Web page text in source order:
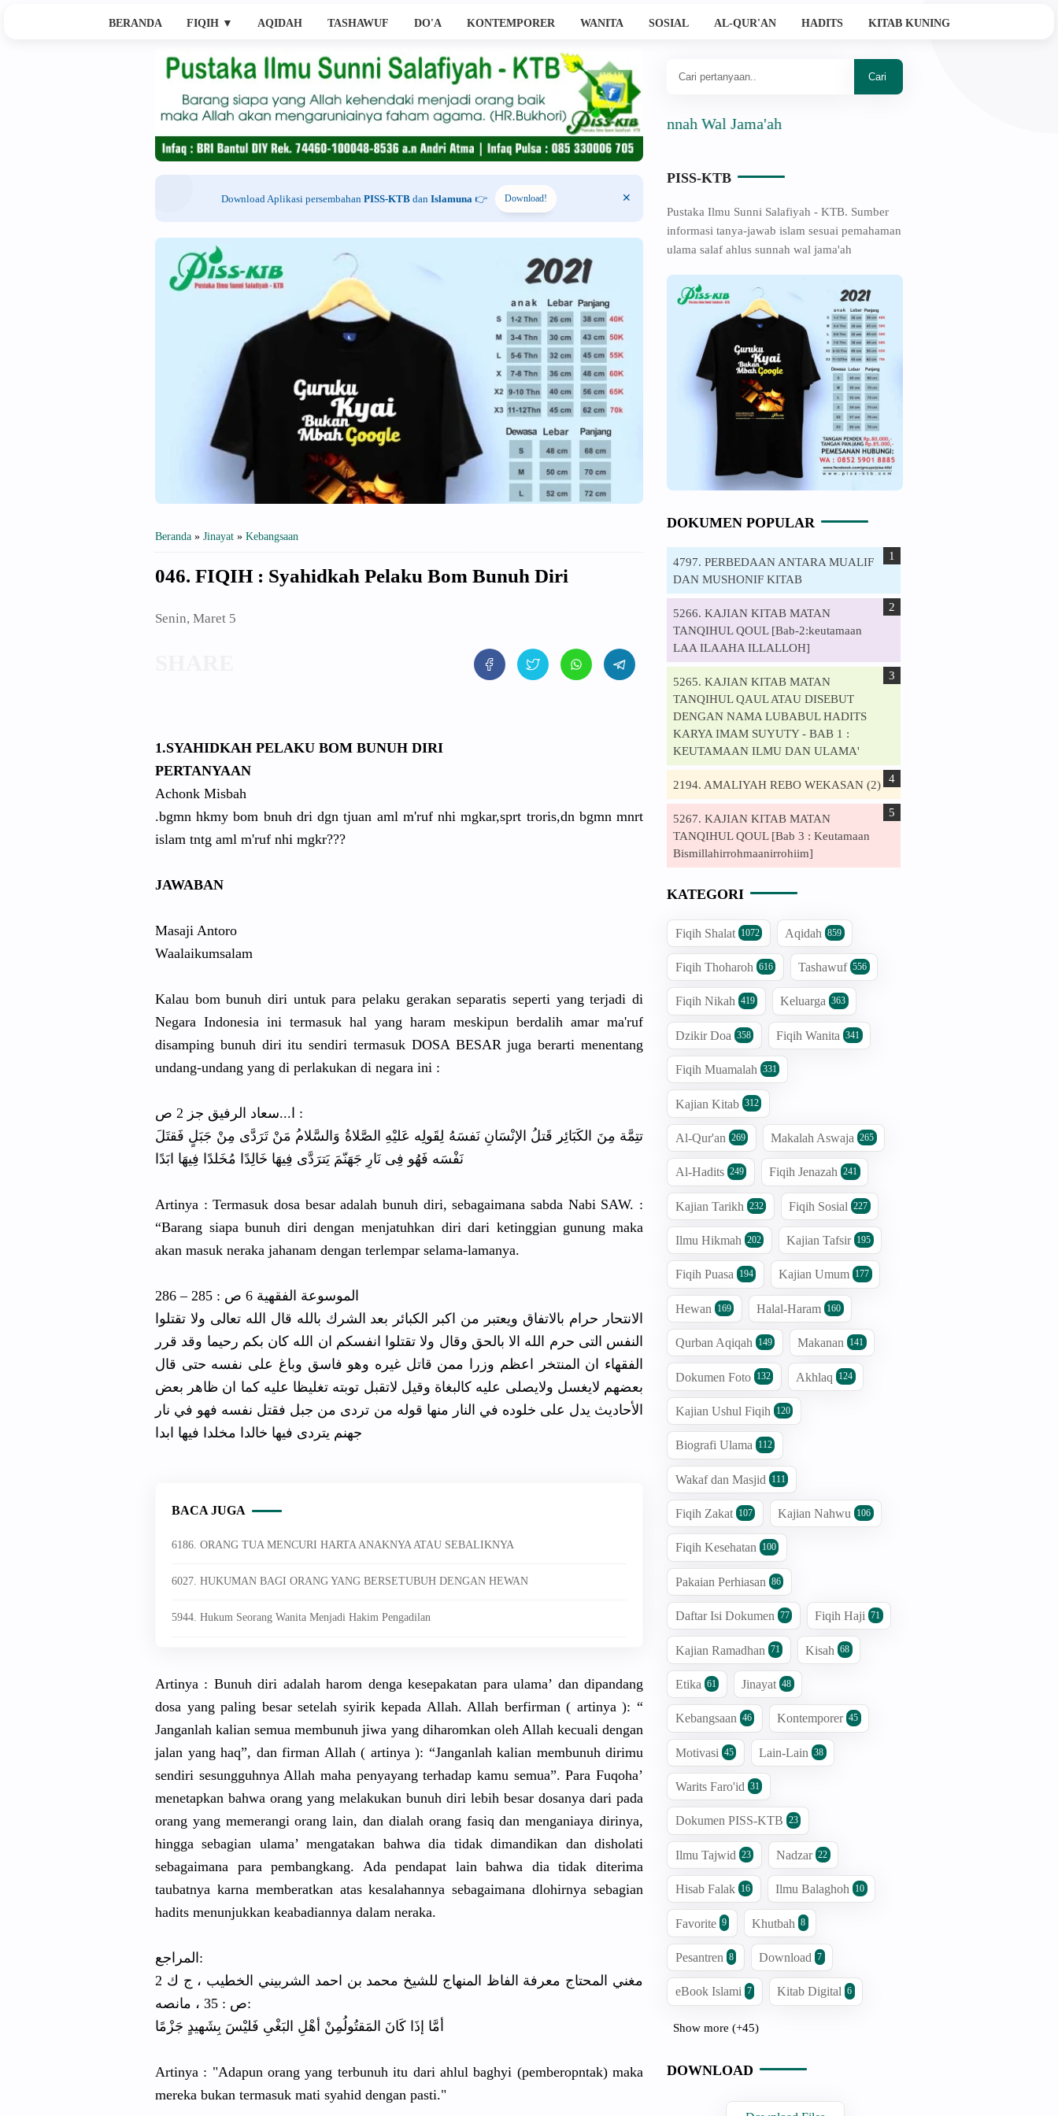
BERANDA FIQIH ▼ AQIDAH TASHAWUF DO'A KONTEMPORER WANITA SOSIAL AL-QUR'AN HADITS KITAB KUNING
Download Aplikasi persembahan PISS-KTBdan Islamuna 👉 Download!
Beranda » Jinayat » Kebangsaan
046. FIQIH : Syahidkah Pelaku Bom Bunuh Diri
Senin, Maret 5
1.SYAHIDKAH PELAKU BOM BUNUH DIRI
PERTANYAAN
Achonk Misbah
.bgmn hkmy bom bnuh dri dgn tjuan aml m'ruf nhi mgkar,sprt troris,dn bgmn mnrt
islam tntg aml m'ruf nhi mgkr???
JAWABAN
Masaji Antoro
Waalaikumsalam
Kalau bom bunuh diri untuk para pelaku gerakan separatis seperti yang terjadi di
Negara Indonesia ini termasuk hal yang haram meskipun berdalih amar ma'ruf
disamping bunuh diri itu sendiri termasuk DOSA BESAR juga berarti menentang
undang-undang yang di perlakukan di negara ini :
ا...سعاد الرفيق جز 2 ص :
تتِمَّة مِنَ الكَبَائِر ِ قَتلُ الإنْسَانِ نَفسَهُ لِقَولِه عَليْهِ الصَّلاةُ وَالسَّلام ُ مَنْ تَرَدَّى مِنْ جَبَلٍ فَقتَلَ
نَفْسَه فَهُو فِى نَارِ جَهَنّمَ يَترَدَّى فِيهَا خَالِدًا مُخَلدًا فِيهَا ابَدًا
Artinya : Termasuk dosa besar adalah bunuh diri, sebagaimana sabda Nabi SAW. :
“Barang siapa bunuh diri dengan menjatuhkan diri dari ketinggiangunung maka
akan masuk neraka jahanam dengan terlempar selama-lamanya.
الموسوعة الفقهية 6 ص : 285 – 286
الانتحار حرام بالاتفاق ويعتبر من اكبر الكبائر بعد الشرك بالله قال الله تعالى ولا تقتلوا
النفس التى حرم الله الا بالحق وقال ولا تقتلوا انفسكم ان الله كان بكم رحيما وقد قرر
الفقهاء ان المنتخر اعظم وزرا ممن قاتل غيره وهو فاسق وباغ على نفسه حتى قال
بعضهم لايغسل ولايصلى عليه كالبغاة وقيل لاتقبل توبته تغليظا عليه كما ان ظاهر بعض
الأحاديث يدل على خلوده في النار منها قوله من تردى من جبل فقتل نفسه فهو في نار
جهنم يتردى فيها خالدا مخلدا فيها ابدا
BACA JUGA
6186. ORANG TUA MENCURI HARTA ANAKNYA ATAU SEBALIKNYA
6027. HUKUMAN BAGI ORANG YANG BERSETUBUH DENGAN HEWAN
5944. Hukum Seorang Wanita Menjadi Hakim Pengadilan
Artinya : Bunuh diri adalah harom denga kesepakatan para ulama’ dan dipandang
dosa yang paling besar setelah syirik kepada Allah. Allah berfirman ( artinya ): “
Janganlah kalian semua membunuh jiwa yang diharomkan oleh Allah kecuali dengan
jalan yang haq”, dan firman Allah ( artinya ): “Janganlah kalian membunuh dirimu
sendiri sesungguhnya Allah maha penyayang terhadap kamu semua”. Para Fuqoha’
menetapkan bahwa orang yang melakukan bunuh diri lebih besar dosanya dari pada
orang yang memerangi orang lain, dan dialah orang fasiq dan menganiaya dirinya,
hingga sebagian ulama’ mengatakan bahwa dia tidak dimandikan dan disholati
sebagaimana para pembangkang. Ada pendapat lain bahwa dia tidak diterima
taubatnya karna memberatkan atas kesalahannya sebagaimana dlohirnya sebagian
hadits menunjukkan keabadiannya dalam neraka.
المراجع:
مغني المحتاج معرفة الفاظ المنهاج للشيخ محمد بن احمد الشربيني الخطيب ، ج ك 2
ص : 35 ، مانصه:
أمَّا إذَا كَانَ المَقتُولُمِنْ أهْلِ البَغْىِ فَليْسَ بِشَهيدٍ جَزْمًا
Artinya : "Adapun orang yang terbunuh itu dari ahlul baghyi (pemberopntak) maka
mereka bukan termasuk mati syahid dengan pasti."
Ahlussunnah Wal Jama'ah
PISS-KTB
Pustaka Ilmu Sunni Salafiyah - KTB. Sumber
informasi tanya-jawab islam sesuai pemahaman
ulama salaf ahlus sunnah wal jama'ah
DOKUMEN POPULAR
4797. PERBEDAAN ANTARA MUALIF
DAN MUSHONIF KITAB
5266. KAJIAN KITAB MATAN
TANQIHUL QOUL [Bab-2:keutamaan
LAA ILAAHA ILLALLOH]
5265. KAJIAN KITAB MATAN
TANQIHUL QAUL ATAU DISEBUT
DENGAN NAMA LUBABUL HADITS
KARYA IMAM SUYUTY - BAB 1 :
KEUTAMAAN ILMU DAN ULAMA'
2194. AMALIYAH REBO WEKASAN (2)
5267. KAJIAN KITAB MATAN
TANQIHUL QOUL [Bab 3 : Keutamaan
Bismillahirrohmaanirrohiim]
KATEGORI
Fiqih Shalat 1072 Aqidah 859
Fiqih Thoharoh 616 Tashawuf 556
Fiqih Nikah 419 Keluarga 363
Dzikir Doa 358 Fiqih Wanita 341
Fiqih Muamalah 331
Kajian Kitab 312
Al-Qur'an 269 Makalah Aswaja 265
Al-Hadits 249 Fiqih Jenazah 241
Kajian Tarikh 232 Fiqih Sosial 227
Ilmu Hikmah 202 Kajian Tafsir 195
Fiqih Puasa 194 Kajian Umum 177
Hewan 169 Halal-Haram 160
Qurban Aqiqah 149 Makanan 141
Dokumen Foto 132 Akhlaq 124
Kajian Ushul Fiqih 120
Biografi Ulama 112
Wakaf dan Masjid 111
Fiqih Zakat 107 Kajian Nahwu 106
Fiqih Kesehatan 100
Pakaian Perhiasan 86
Daftar Isi Dokumen 77 Fiqih Haji 71
Kajian Ramadhan 71 Kisah 68
Etika 61 Jinayat 48
Kebangsaan 46 Kontemporer 45
Motivasi 45 Lain-Lain 38
Warits Faro'id 31
Dokumen PISS-KTB 23
Ilmu Tajwid 23 Nadzar 22
Hisab Falak 16 Ilmu Balaghoh 10
Favorite 9 Khutbah 8
Pesantren 8 Download 7
eBook Islami 7 Kitab Digital 6
Show more (+45)
DOWNLOAD